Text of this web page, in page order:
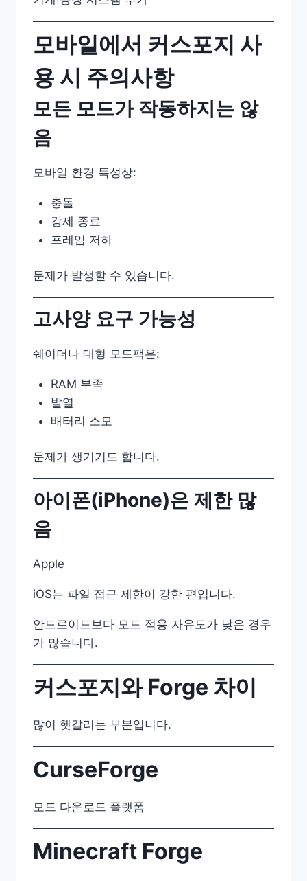
모바일에서 커스포지 사
용 시 주의사항
모든 모드가 작동하지는 않
음
모바일 환경 특성상:
충돌
강제 종료
프레임 저하
문제가 발생할 수 있습니다.
고사양 요구 가능성
쉐이더나 대형 모드팩은:
RAM 부족
발열
배터리 소모
문제가 생기기도 합니다.
아이폰(iPhone)은 제한 많
음
Apple
iOS는 파일 접근 제한이 강한 편입니다.
안드로이드보다 모드 적용 자유도가 낮은 경우
가 많습니다.
커스포지와 Forge 차이
많이 헷갈리는 부분입니다.
CurseForge
모드 다운로드 플랫폼
Minecraft Forge